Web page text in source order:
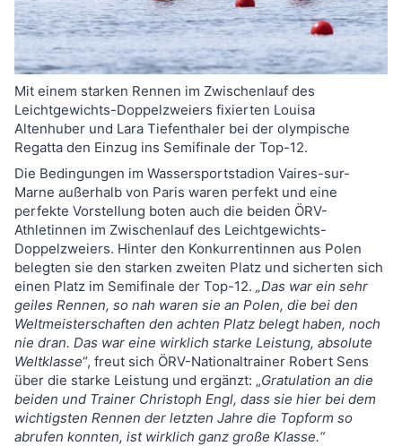
Mit einem starken Rennen im Zwischenlauf des
Leichtgewichts-Doppelzweiers fixierten Louisa
Altenhuber und Lara Tiefenthaler bei der olympische
Regatta den Einzug ins Semifinale der Top-12.
Die Bedingungen im Wassersportstadion Vaires-sur-
Marne außerhalb von Paris waren perfekt und eine
perfekte Vorstellung boten auch die beiden ÖRV-
Athletinnen im Zwischenlauf des Leichtgewichts-
Doppelzweiers. Hinter den Konkurrentinnen aus Polen
belegten sie den starken zweiten Platz und sicherten sich
einen Platz im Semifinale der Top-12. „Das war ein sehr
geiles Rennen, so nah waren sie an Polen, die bei den
Weltmeisterschaften den achten Platz belegt haben, noch
nie dran. Das war eine wirklich starke Leistung, absolute
Weltklasse“, freut sich ÖRV-Nationaltrainer Robert Sens
über die starke Leistung und ergänzt: „Gratulation an die
beiden und Trainer Christoph Engl, dass sie hier bei dem
wichtigsten Rennen der letzten Jahre die Topform so
abrufen konnten, ist wirklich ganz große Klasse.“